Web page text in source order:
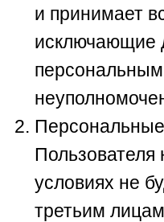
и принимает
исключающие
Пользователя
условиях не
третьим